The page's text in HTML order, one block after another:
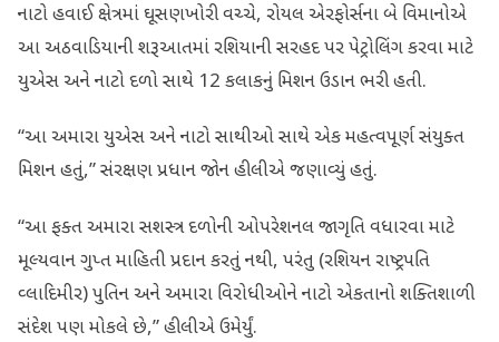
નાટો હવાઈ ક્ષેત્રમાં ઘૂસણખોરી વચ્ચે, રોયલ એરફોર્સના બે વિમાનોએ
આ અઠવાડિયાની શરૂઆતમાં રશિયાની સરહદ પર પેટ્રોલિંગ કરવા માટે
યુએસ અને નાટો દળો સાથે 12 કલાકનું મિશન ઉડાન ભરી હતી.
“આ અમારા યુએસ અને નાટો સાથીઓ સાથે એક મહત્વપૂર્ણ સંયુક્ત
મિશન હતું,” સંરક્ષણ પ્રધાન જોન હીલીએ જણાવ્યું હતું.
“આ ફક્ત અમારા સશસ્ત્ર દળોની ઓપરેશનલ જાગૃતિ વધારવા માટે
મૂલ્યવાન ગુપ્ત માહિતી પ્રદાન કરતું નથી, પરંતુ (રશિયન રાષ્ટ્રપતિ
વ્લાદિમીર) પુતિન અને અમારા વિરોધીઓને નાટો એકતાનો શક્તિશાળી
સંદેશ પણ મોકલે છે,” હીલીએ ઉમેર્યું.